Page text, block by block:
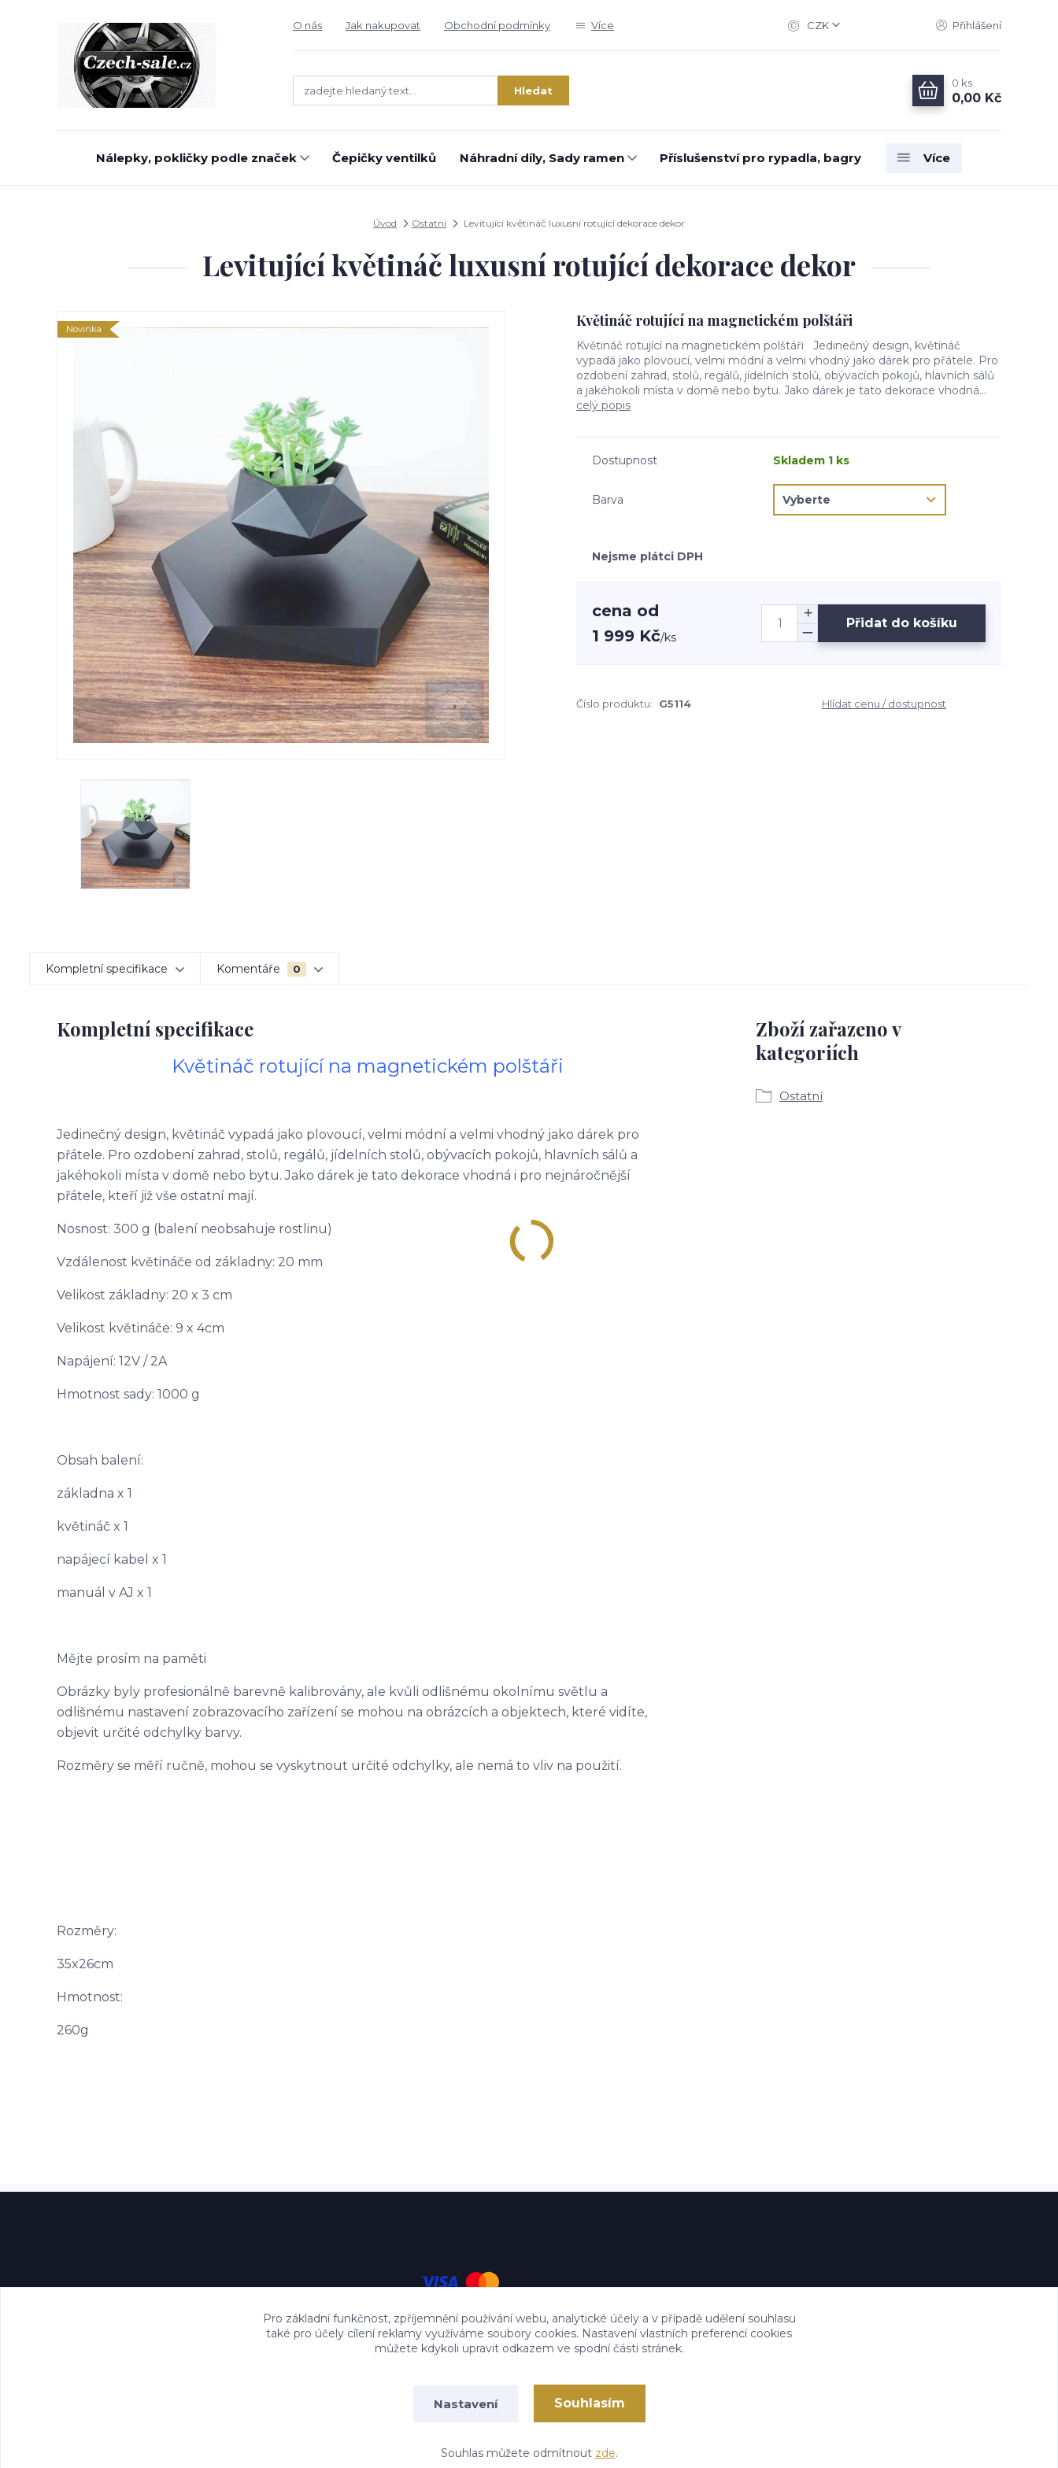
O nás Jak nakupovat Obchodní podmínky Více CZK Přihlášení
Hledat
0 ks
0,00 Kč
Nálepky, pokličky podle značek Čepičky ventilků Náhradní díly, Sady ramen Příslušenství pro rypadla, bagry Více
Úvod Ostatní Levitující květináč luxusní rotující dekorace dekor
Levitující květináč luxusní rotující dekorace dekor
Novinka Květináč rotující na magnetickém polštáři
Květináč rotující na magnetickém polštáři Jedinečný design, květináč
vypadá jako plovoucí, velmi módní a velmi vhodný jako dárek pro přátele. Pro
ozdobení zahrad, stolů, regálů, jídelních stolů, obývacích pokojů, hlavních sálů
a jakéhokoli místa v domě nebo bytu. Jako dárek je tato dekorace vhodná...
celý popis
Dostupnost Skladem 1 ks
Barva
Nejsme plátci DPH
cena od
1 999 Kč/ks
Přidat do košíku
Číslo produktu: G5114 Hlídat cenu / dostupnost
Kompletní specifikace Komentáře 0
Kompletní specifikace
Květináč rotující na magnetickém polštáři
Jedinečný design, květináč vypadá jako plovoucí, velmi módní a velmi vhodný jako dárek pro
přátele. Pro ozdobení zahrad, stolů, regálů, jídelních stolů, obývacích pokojů, hlavních sálů a
jakéhokoli místa v domě nebo bytu. Jako dárek je tato dekorace vhodná i pro nejnáročnější
přátele, kteří již vše ostatní mají.
Nosnost: 300 g (balení neobsahuje rostlinu)
Vzdálenost květináče od základny: 20 mm
Velikost základny: 20 x 3 cm
Velikost květináče: 9 x 4cm
Napájení: 12V / 2A
Hmotnost sady: 1000 g
Obsah balení:
základna x 1
květináč x 1
napájecí kabel x 1
manuál v AJ x 1
Mějte prosím na paměti
Obrázky byly profesionálně barevně kalibrovány, ale kvůli odlišnému okolnímu světlu a
odlišnému nastavení zobrazovacího zařízení se mohou na obrázcích a objektech, které vidíte,
objevit určité odchylky barvy.
Rozměry se měří ručně, mohou se vyskytnout určité odchylky, ale nemá to vliv na použití.
Rozměry:
35x26cm
Hmotnost:
260g
Zboží zařazeno v
kategoriích
Ostatní
Pro základní funkčnost, zpříjemnění používání webu, analytické účely a v případě udělení souhlasu
také pro účely cílení reklamy využíváme soubory cookies. Nastavení vlastních preferencí cookies
můžete kdykoli upravit odkazem ve spodní části stránek.
Nastavení Souhlasím
Souhlas můžete odmítnout zde.